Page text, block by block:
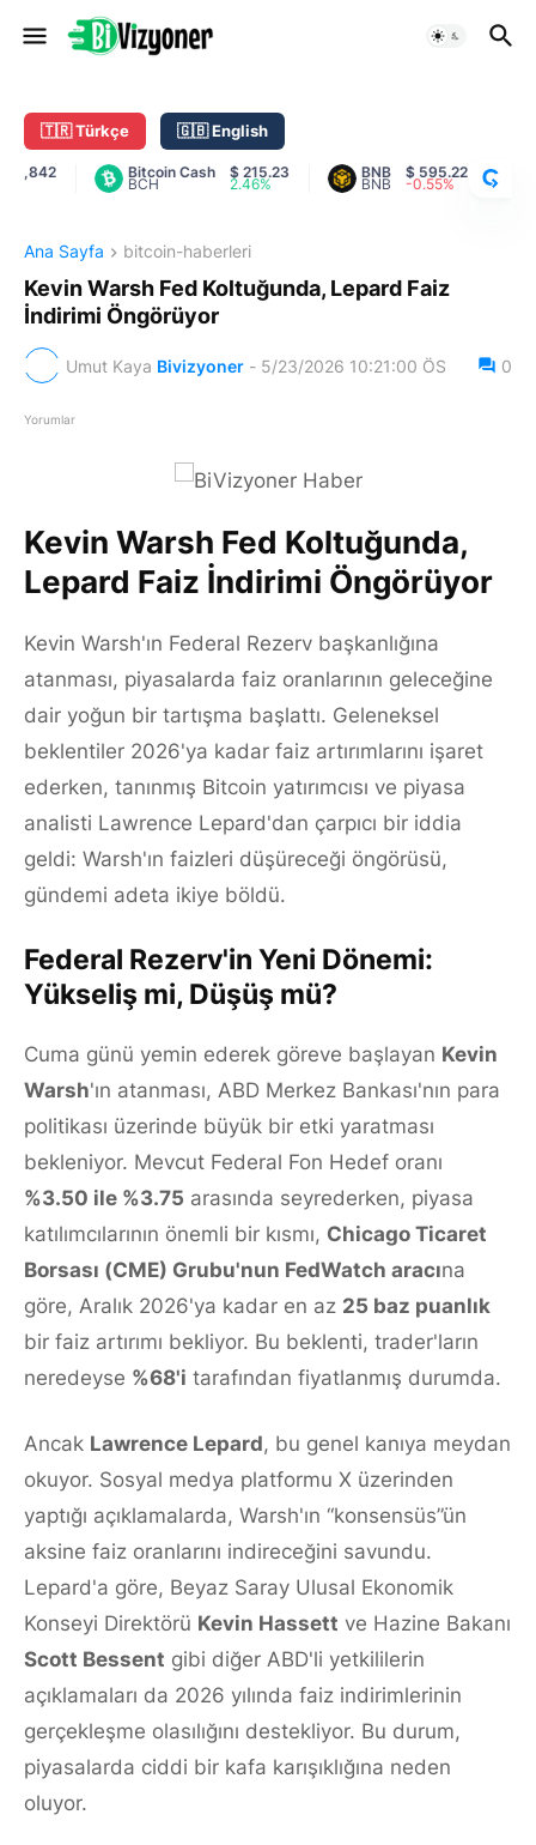
🇹🇷 Türkçe 🇬🇧 English
Bitcoin Cash
BCH
$ 215.23
2.46%
BNB
BNB
$ 595.22
-0.55%
Ana Sayfa bitcoin-haberleri
Kevin Warsh Fed Koltuğunda, Lepard Faiz
İndirimi Öngörüyor
Umut Kaya Bivizyoner - 5/23/2026 10:21:00 ÖS 0
Yorumlar
Kevin Warsh Fed Koltuğunda,
Lepard Faiz İndirimi Öngörüyor
Kevin Warsh'ın Federal Rezerv başkanlığına
atanması, piyasalarda faiz oranlarının geleceğine
dair yoğun bir tartışma başlattı. Geleneksel
beklentiler 2026'ya kadar faiz artırımlarını işaret
ederken, tanınmış Bitcoin yatırımcısı ve piyasa
analisti Lawrence Lepard'dan çarpıcı bir iddia
geldi: Warsh'ın faizleri düşüreceği öngörüsü,
gündemi adeta ikiye böldü.
Federal Rezerv'in Yeni Dönemi:
Yükseliş mi, Düşüş mü?
Cuma günü yemin ederek göreve başlayan Kevin
Warsh'ın atanması, ABD Merkez Bankası'nın para
politikası üzerinde büyük bir etki yaratması
bekleniyor. Mevcut Federal Fon Hedef oranı
%3.50 ile %3.75 arasında seyrederken, piyasa
katılımcılarının önemli bir kısmı, Chicago Ticaret
Borsası (CME) Grubu'nun FedWatch aracına
göre, Aralık 2026'ya kadar en az 25 baz puanlık
bir faiz artırımı bekliyor. Bu beklenti, trader'ların
neredeyse %68'i tarafından fiyatlanmış durumda.
Ancak Lawrence Lepard, bu genel kanıya meydan
okuyor. Sosyal medya platformu X üzerinden
yaptığı açıklamalarda, Warsh'ın “konsensüs”ün
aksine faiz oranlarını indireceğini savundu.
Lepard'a göre, Beyaz Saray Ulusal Ekonomik
Konseyi Direktörü Kevin Hassett ve Hazine Bakanı
Scott Bessent gibi diğer ABD'li yetkililerin
açıklamaları da 2026 yılında faiz indirimlerinin
gerçekleşme olasılığını destekliyor. Bu durum,
piyasalarda ciddi bir kafa karışıklığına neden
oluyor.